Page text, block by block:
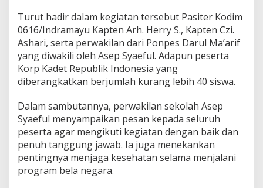
t
a
n
K
K
R
I
k
D
o
d
i
k
j
u
Turut hadir dalam kegiatan tersebut Pasiter Kodim
0616/Indramayu Kapten Arh. Herry S., Kapten Czi.
Ashari, serta perwakilan dari Ponpes Darul Ma’arif
yang diwakili oleh Asep Syaeful. Adapun peserta
Korp Kadet Republik Indonesia yang
diberangkatkan berjumlah kurang lebih 40 siswa.
Dalam sambutannya, perwakilan sekolah Asep
Syaeful menyampaikan pesan kepada seluruh
peserta agar mengikuti kegiatan dengan baik dan
penuh tanggung jawab. Ia juga menekankan
pentingnya menjaga kesehatan selama menjalani
program bela negara.